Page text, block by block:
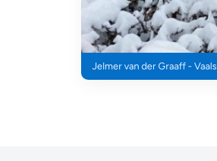
Jelmer van der Graaff - Vaals